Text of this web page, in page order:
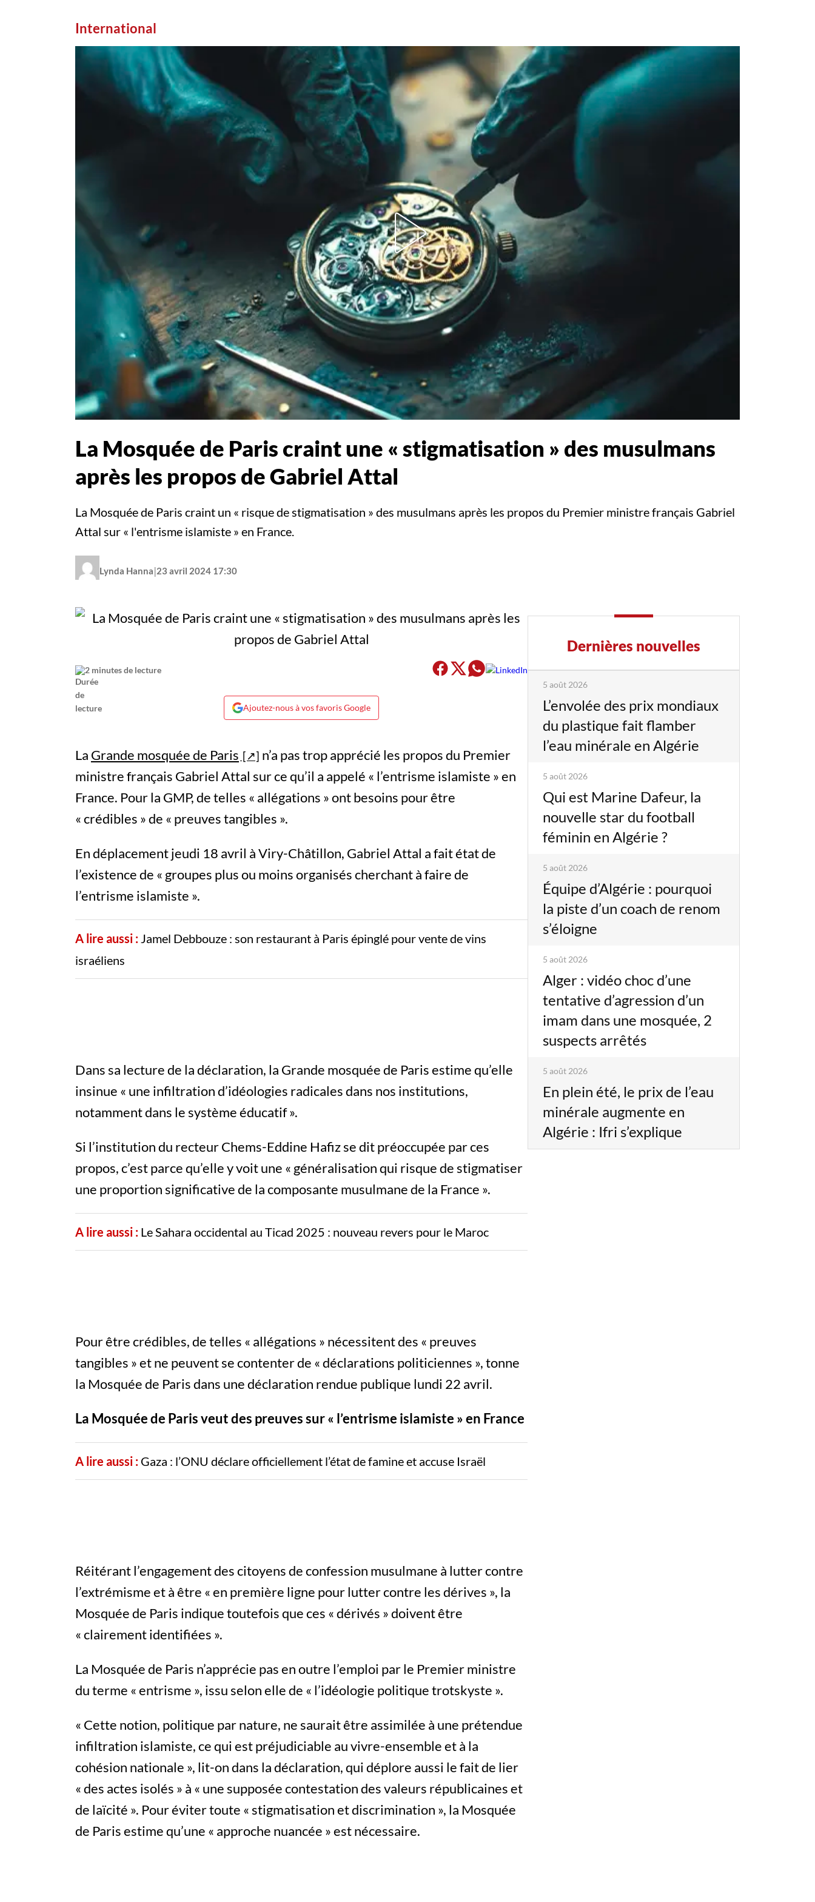
International
La Mosquée de Paris craint une « stigmatisation » des musulmans
après les propos de Gabriel Attal
La Mosquée de Paris craint un « risque de stigmatisation » des musulmans après les propos du Premier ministre français Gabriel
Attal sur « l'entrisme islamiste » en France.
Lynda Hanna|23 avril 2024 17:30
2 minutes de lecture
Ajoutez-nous à vos favoris Google
La Grande mosquée de Paris
n’a pas trop apprécié les propos du Premier
ministre français Gabriel Attal sur ce qu’il a appelé « l’entrisme islamiste » en
France. Pour la GMP, de telles « allégations » ont besoins pour être
« crédibles » de « preuves tangibles ».
En déplacement jeudi 18 avril à Viry-Châtillon, Gabriel Attal a fait état de
l’existence de « groupes plus ou moins organisés cherchant à faire de
l’entrisme islamiste ».
A lire aussi : Jamel Debbouze : son restaurant à Paris épinglé pour vente de vins
israéliens
Dans sa lecture de la déclaration, la Grande mosquée de Paris estime qu’elle
insinue « une infiltration d’idéologies radicales dans nos institutions,
notamment dans le système éducatif ».
Si l’institution du recteur Chems-Eddine Hafiz se dit préoccupée par ces
propos, c’est parce qu’elle y voit une « généralisation qui risque de stigmatiser
une proportion significative de la composante musulmane de la France ».
A lire aussi : Le Sahara occidental au Ticad 2025 : nouveau revers pour le Maroc
Pour être crédibles, de telles « allégations » nécessitent des « preuves
tangibles » et ne peuvent se contenter de « déclarations politiciennes », tonne
la Mosquée de Paris dans une déclaration rendue publique lundi 22 avril.
La Mosquée de Paris veut des preuves sur « l’entrisme islamiste » en France
A lire aussi : Gaza : l’ONU déclare officiellement l’état de famine et accuse Israël
Réitérant l’engagement des citoyens de confession musulmane à lutter contre
l’extrémisme et à être « en première ligne pour lutter contre les dérives », la
Mosquée de Paris indique toutefois que ces « dérivés » doivent être
« clairement identifiées ».
La Mosquée de Paris n’apprécie pas en outre l’emploi par le Premier ministre
du terme « entrisme », issu selon elle de « l’idéologie politique trotskyste ».
« Cette notion, politique par nature, ne saurait être assimilée à une prétendue
infiltration islamiste, ce qui est préjudiciable au vivre-ensemble et à la
cohésion nationale », lit-on dans la déclaration, qui déplore aussi le fait de lier
« des actes isolés » à « une supposée contestation des valeurs républicaines et
de laïcité ». Pour éviter toute « stigmatisation et discrimination », la Mosquée
de Paris estime qu’une « approche nuancée » est nécessaire.
Dernières nouvelles
5 août 2026
L’envolée des prix mondiaux
du plastique fait flamber
l’eau minérale en Algérie
5 août 2026
Qui est Marine Dafeur, la
nouvelle star du football
féminin en Algérie ?
5 août 2026
Équipe d’Algérie : pourquoi
la piste d’un coach de renom
s’éloigne
5 août 2026
Alger : vidéo choc d’une
tentative d’agression d’un
imam dans une mosquée, 2
suspects arrêtés
5 août 2026
En plein été, le prix de l’eau
minérale augmente en
Algérie : Ifri s’explique